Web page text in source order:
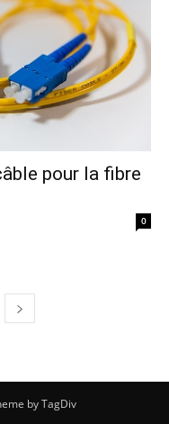
pour la fibre
0
by TagDiv